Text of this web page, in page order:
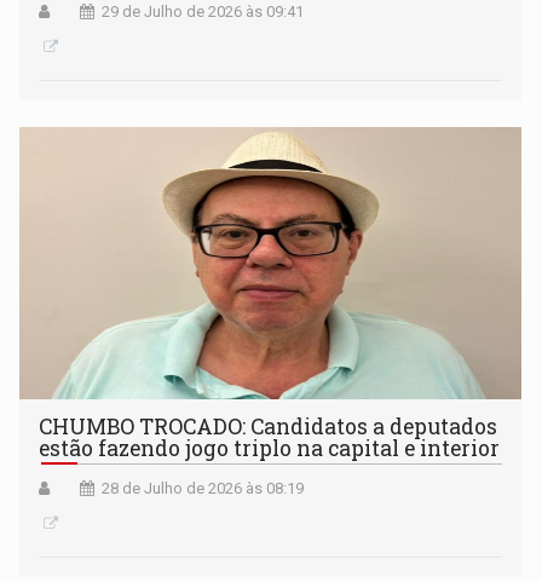
29 de Julho de 2026 às 09:41
CHUMBO TROCADO: Candidatos a deputados
estão fazendo jogo triplo na capital e interior
28 de Julho de 2026 às 08:19